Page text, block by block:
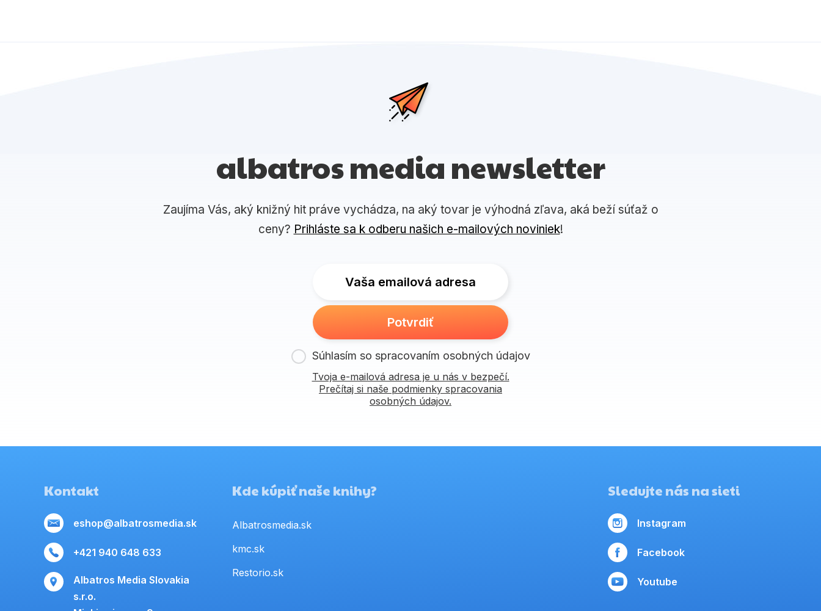
albatros media newsletter
Zaujíma Vás, aký knižný hit práve vychádza, na aký tovar je výhodná zľava, aká beží súťaž o
ceny? Prihláste sa k odberu našich e-mailových noviniek!
Vaša emailová adresa
Potvrdiť
Súhlasím so spracovaním osobných údajov
Tvoja e-mailová adresa je u nás v bezpečí.
Prečítaj si naše podmienky spracovania
osobných údajov.
Kontakt
eshop@albatrosmedia.sk
+421 940 648 633
Albatros Media Slovakia
s.r.o.
Kde kúpiť naše knihy?
Albatrosmedia.sk
kmc.sk
Restorio.sk
Sledujte nás na sieti
Instagram
Facebook
Youtube